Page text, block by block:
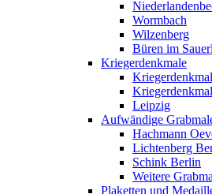
Wormbach
Wilzenberg
Büren im
Kriegerdenkmale
Leipzig
Aufwändige
Hachmann
Lichtenberg
Schink Berlin
Weitere
Plaketten und